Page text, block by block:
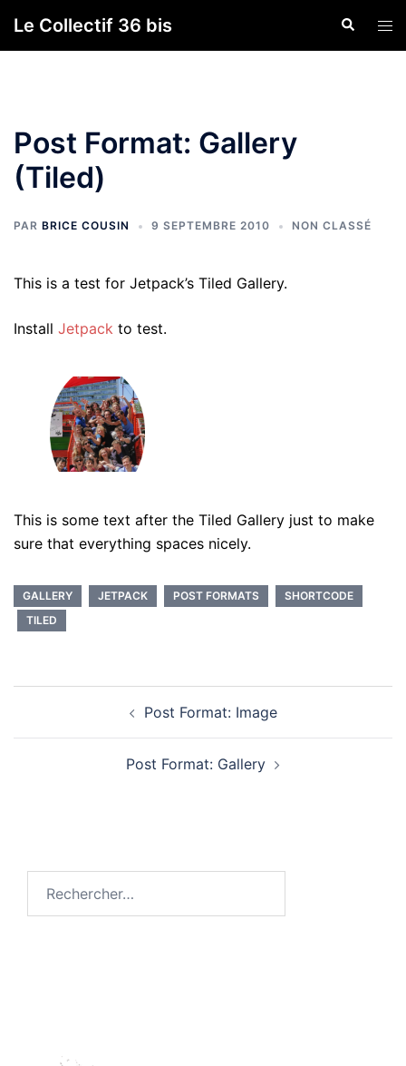
auLe Collectif 36 bis
le
Post Format: Gallery
(Tiled)
PAR BRICE COUSIN 9 SEPTEMBRE 2010 NON CLASSÉ
This is a test for Jetpack’s Tiled Gallery.
Install Jetpack to test.
This is some text after the Tiled Gallery just to make
sure that everything spaces nicely.
GALLERY JETPACK POST FORMATS
SHORTCODE
TILED
Post Format: Image
Post Format: Gallery